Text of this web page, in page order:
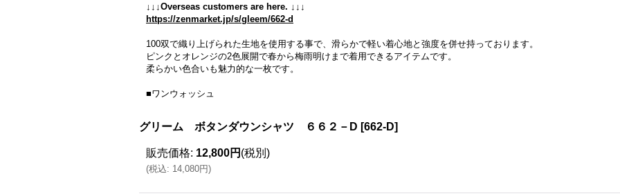
↓↓↓Overseas customers are here. ↓↓↓
https://zenmarket.jp/s/gleem/662-d
100双で織り上げられた生地を使用する事で、滑らかで軽い着心地と強度を併せ持っております。
ピンクとオレンジの2色展開で春から梅雨明けまで着用できるアイテムです。
柔らかい色合いも魅力的な一枚です。
■ワンウォッシュ
グリーム ボタンダウンシャツ ６６２－D [662-D]
販売価格: 12,800円 (税別)
(税込: 14,080円)